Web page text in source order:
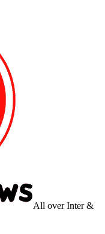
All over Inter &